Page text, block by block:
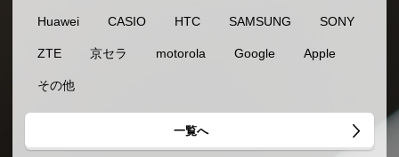
Huawei CASIO HTC SAMSUNG SONY
ZTE 京セラ motorola Google Apple
その他
一覧へ